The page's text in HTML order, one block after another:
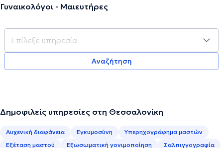
Γυναικολόγοι - Μαιευτήρες
Αναζήτηση
Δημοφιλείς υπηρεσίες στη Θεσσαλονίκη
Αυχενική διαφάνεια Εγκυμοσύνη
Υπερηχογράφημα μαστών
Εξέταση μαστού
Εξωσωματική γονιμοποίηση Σαλπιγγογραφία